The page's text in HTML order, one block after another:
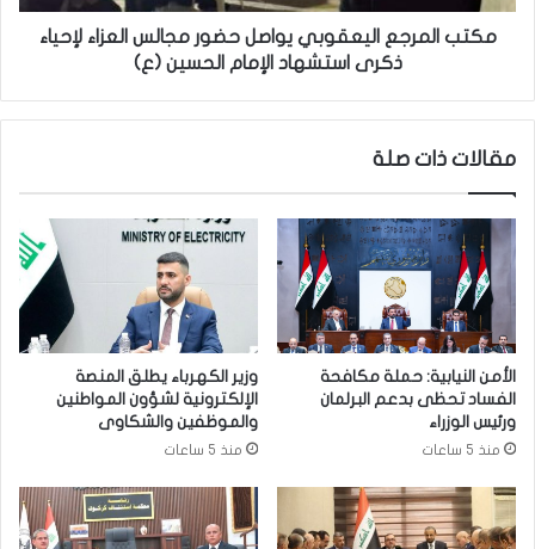
ت
ت
ي
ب
م
ز
ا
ر
ش
ي
ج
ق
ي
ص
ح
و
م
ا
مكتب المرجع اليعقوبي يواصل حضور مجالس العزاء لإحياء
ذكرى استشهاد الإمام الحسين (ع)
مقالات ذات صلة
الأمن النيابية: حملة مكافحة
الفساد تحظى بدعم البرلمان
ورئيس الوزراء
منذ 5 ساعات
وزير الكهرباء يطلق المنصة
الإلكترونية لشؤون المواطنين
والموظفين والشكاوى
منذ 5 ساعات